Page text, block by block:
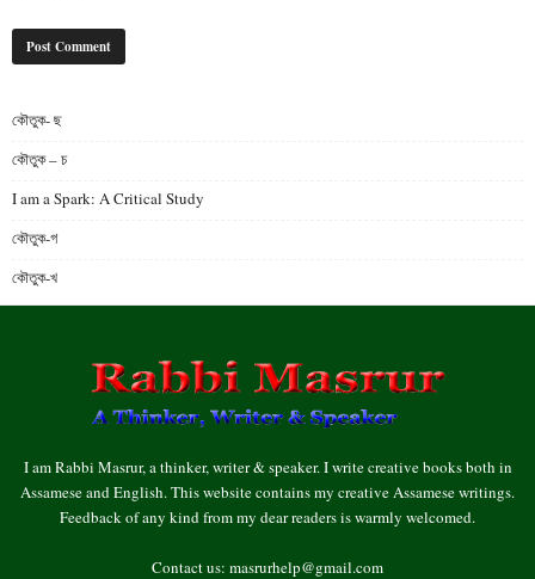
কৌতুক- ছ
কৌতুক – চ
I am a Spark: A Critical Study
কৌতুক-গ
কৌতুক-খ
I am Rabbi Masrur, a thinker, writer & speaker. I write creative books both in
Assamese and English. This website contains my creative Assamese writings.
Feedback of any kind from my dear readers is warmly welcomed.
Contact us: masrurhelp@gmail.com